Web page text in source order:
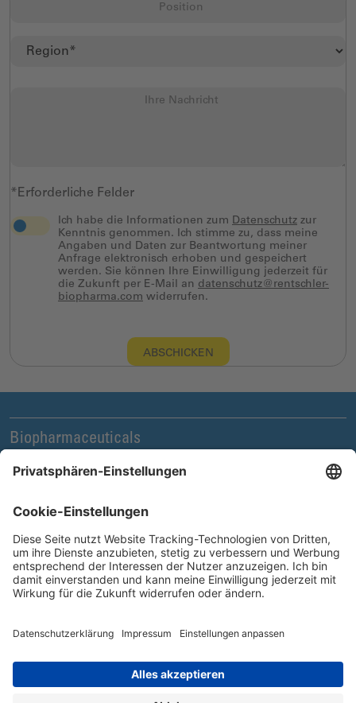
*Erforderliche Felder
Ich habe die Informationen zum Datenschutz zur
Kenntnis genommen. Ich stimme zu, dass meine
Angaben und Daten zur Beantwortung meiner
Anfrage elektronisch erhoben und gespeichert
werden. Sie können Ihre Einwilligung jederzeit für
die Zukunft per E-Mail an datenschutz@rentschler-
biopharma.com widerrufen.
ABSCHICKEN
Biopharmaceuticals
Legal und Compliance
Unternehmen